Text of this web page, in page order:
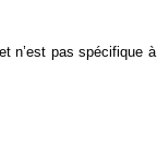
n’est pas spécifique à